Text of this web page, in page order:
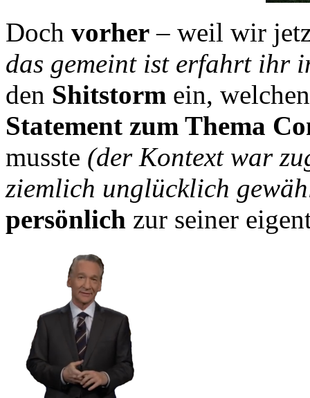
Doch vorher – weil wir
das gemeint ist erfahrt ihr
den Shitstorm ein,
Statement zum Thema
musste (der Kontext war
ziemlich unglücklich
persönlich zur seiner